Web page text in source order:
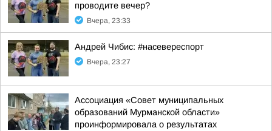
проводите вечер?
Вчера, 23:33
Андрей Чибис: #насевереспорт
Вчера, 23:27
Ассоциация «Совет муниципальных
образований Мурманской области»
проинформировала о результатах